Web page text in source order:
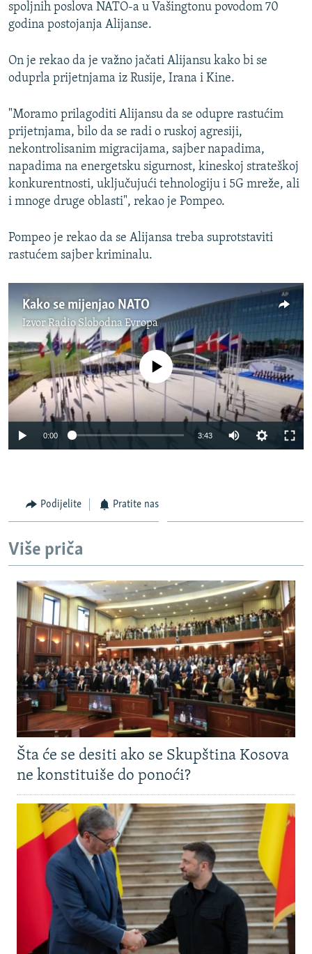
spoljnih poslova NATO-a u Vašingtonu povodom 70
godina postojanja Alijanse.
On je rekao da je važno jačati Alijansu kako bi se
oduprla prijetnjama iz Rusije, Irana i Kine.
"Moramo prilagoditi Alijansu da se odupre rastućim
prijetnjama, bilo da se radi o ruskoj agresiji,
nekontrolisanim migracijama, sajber napadima,
napadima na energetsku sigurnost, kineskoj strateškoj
konkurentnosti, uključujući tehnologiju i 5G mreže, ali
i mnoge druge oblasti", rekao je Pompeo.
Pompeo je rekao da se Alijansa treba suprotstaviti
rastućem sajber kriminalu.
Kako se mijenjao NATO
IzvorRadio Slobodna Evropa
No media source currently available
0:00 3:43
Podijelite Pratite nas
Više priča
Šta će se desiti ako se Skupština Kosova
ne konstituiše do ponoći?